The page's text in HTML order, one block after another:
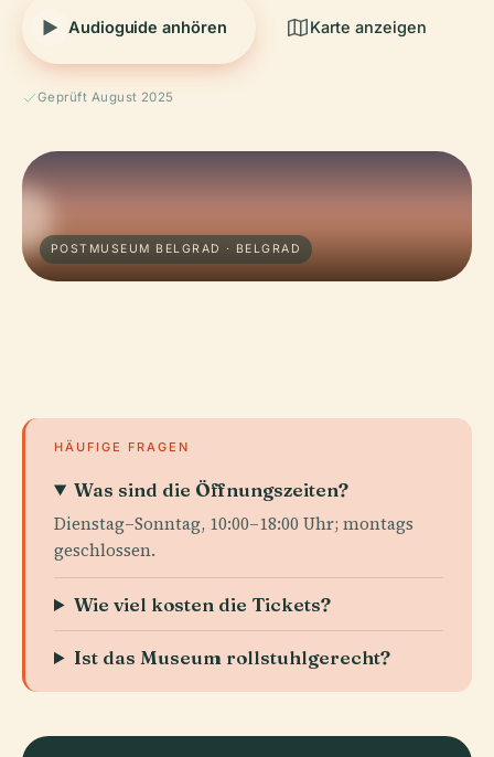
Audioguide anhören Karte anzeigen
Geprüft August 2025
POSTMUSEUM BELGRAD · BELGRAD
HÄUFIGE FRAGEN
Was sind die Öffnungszeiten?
Dienstag–Sonntag, 10:00–18:00 Uhr; montags
geschlossen.
Wie viel kosten die Tickets?
Ist das Museum rollstuhlgerecht?